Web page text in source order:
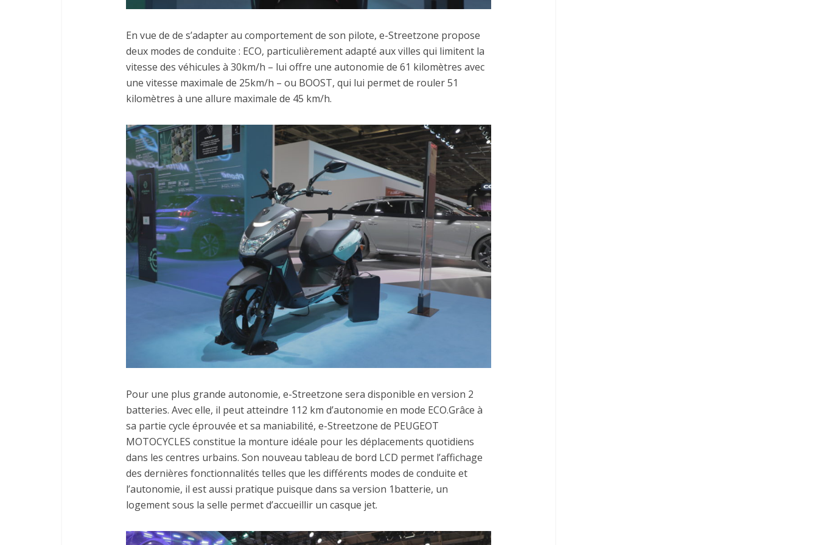
En vue de de s’adapter au comportement de son pilote, e-Streetzone propose
deux modes de conduite : ECO, particulièrement adapté aux villes qui limitent la
vitesse des véhicules à 30km/h – lui offre une autonomie de 61 kilomètres avec
une vitesse maximale de 25km/h – ou BOOST, qui lui permet de rouler 51
kilomètres à une allure maximale de 45 km/h.
Pour une plus grande autonomie, e-Streetzone sera disponible en version 2
batteries. Avec elle, il peut atteindre 112 km d’autonomie en mode ECO.Grâce à
sa partie cycle éprouvée et sa maniabilité, e-Streetzone de PEUGEOT
MOTOCYCLES constitue la monture idéale pour les déplacements quotidiens
dans les centres urbains. Son nouveau tableau de bord LCD permet l’affichage
des dernières fonctionnalités telles que les différents modes de conduite et
l’autonomie, il est aussi pratique puisque dans sa version 1batterie, un
logement sous la selle permet d’accueillir un casque jet.